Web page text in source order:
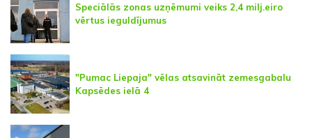
Speciālās zonas uzņēmumi veiks 2,4 milj.eiro
vērtus ieguldījumus
"Pumac Liepaja" vēlas atsavināt zemesgabalu
Kapsēdes ielā 4